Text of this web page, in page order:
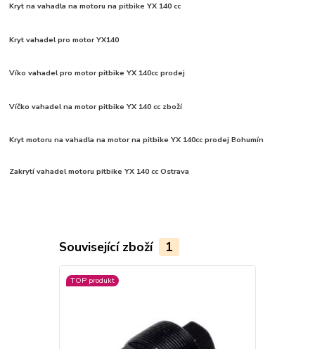
Kryt na vahadla na motoru na pitbike YX 140 cc
Kryt vahadel pro motor YX140
Víko vahadel pro motor pitbike YX 140cc prodej
Víčko vahadel na motor pitbike YX 140 cc zboží
Kryt motoru na vahadla na motor na pitbike YX 140cc prodej Bohumín
Zakrytí vahadel motoru pitbike YX 140 cc Ostrava
Související zboží 1
TOP produkt